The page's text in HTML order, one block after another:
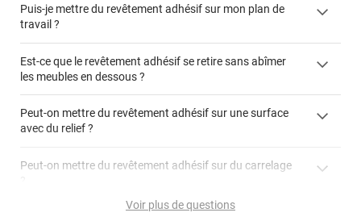
« Comment poser un revêtement adhésif ? »
Puis-je mettre du revêtement adhésif sur mon plan de
travail ?
revêtement adhésif sur un plan de travail de cuisine ?"
Est-ce que le revêtement adhésif se retire sans abîmer
les meubles en dessous ?
Utiliser une solution de dépose pour annuler l'action de la
Peut-on mettre du revêtement adhésif sur une surface
avec du relief ?
Peut-on mettre du revêtement adhésif sur du carrelage
Voir plus de questions